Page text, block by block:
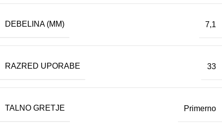
DEBELINA (MM) 7,1
RAZRED UPORABE 33
TALNO GRETJE Primerno